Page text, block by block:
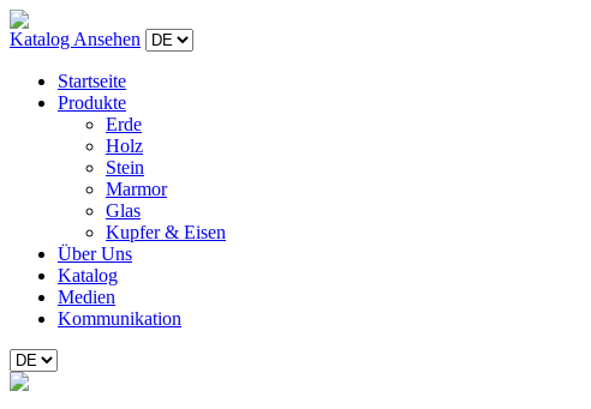
Katalog Ansehen
Startseite
Produkte
Erde
Holz
Stein
Marmor
Glas
Kupfer & Eisen
Über Uns
Katalog
Medien
Kommunikation